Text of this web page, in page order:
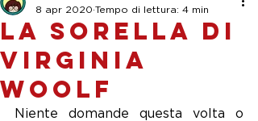
La sorella di
Virginia
Woolf
8 apr 2020 Tempo di lettura: 4 min
Niente domande questa volta o